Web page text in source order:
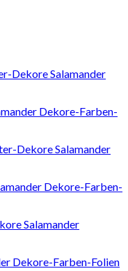
Dekore-Farben-
Dekore-Farben-
Dekore-Farben-Folien